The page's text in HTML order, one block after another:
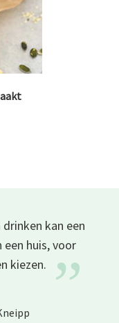
kan een
een huis, voor
kiezen. ”